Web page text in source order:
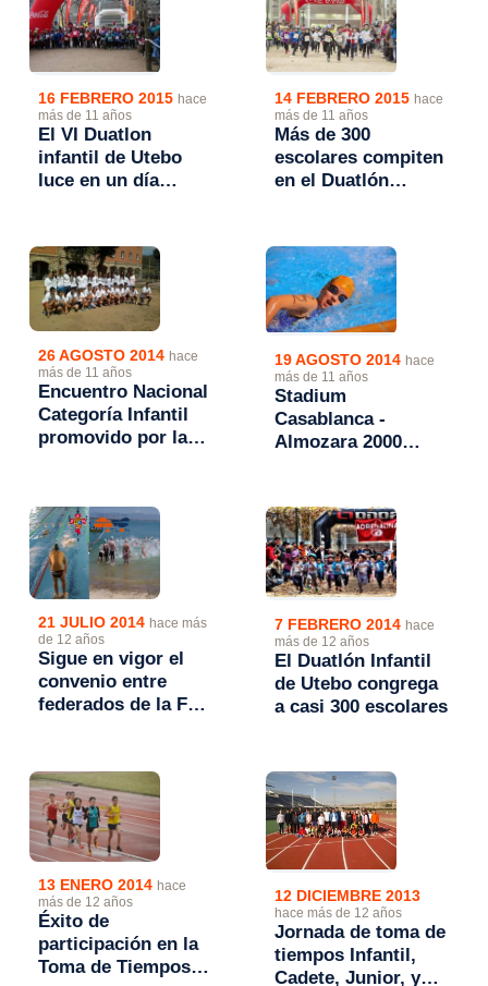
16 FEBRERO 2015 hace
más de 11 años
El VI Duatlon
infantil de Utebo
luce en un día
14 FEBRERO 2015 hace
más de 11 años
Más de 300
escolares compiten
en el Duatlón
26 AGOSTO 2014 hace
más de 11 años
Encuentro Nacional
Categoría Infantil
promovido por la
19 AGOSTO 2014 hace
más de 11 años
Stadium
Casablanca -
Almozara 2000
cadetes
21 JULIO 2014 hace más
de 12 años
Sigue en vigor el
convenio entre
federados de la FAN
participación en
ambas disciplinas
7 FEBRERO 2014 hace
más de 12 años
El Duatlón Infantil
de Utebo congrega
a casi 300 escolares
13 ENERO 2014 hace
más de 12 años
Éxito de
participación en la
Toma de Tiempos
12 DICIEMBRE 2013
hace más de 12 años
Jornada de toma de
tiempos Infantil,
Cadete, Junior, y